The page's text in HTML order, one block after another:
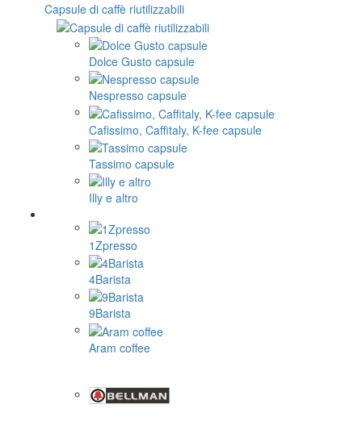
Capsule di caffè riutilizzabili
Dolce Gusto capsule
Nespresso capsule
Cafissimo, Caffitaly, K-fee capsule
Tassimo capsule
Illy e altro
1Zpresso
4Barista
9Barista
Aram coffee